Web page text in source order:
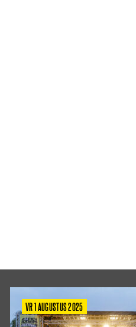
VR 1 AUGUSTUS 2025